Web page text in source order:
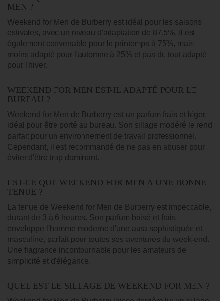
MEN ?
Weekend for Men de Burberry est idéal pour les saisons
estivales, avec un niveau d'adaptation de 87.5%. Il est
également convenable pour le printemps à 75%, mais
moins adapté pour l'automne à 25% et pas du tout adapté
pour l'hiver.
WEEKEND FOR MEN EST-IL ADAPTÉ POUR LE
BUREAU ?
Weekend for Men de Burberry est un parfum frais et léger,
idéal pour être porté au bureau. Son sillage modéré le rend
parfait pour un environnement de travail professionnel.
Cependant, il est recommandé de ne pas en abuser pour
éviter d'être trop dominant.
EST-CE QUE WEEKEND FOR MEN A UNE BONNE
TENUE ?
La tenue de Weekend for Men de Burberry est impeccable,
durant de 3 à 6 heures. Son parfum boisé et frais
enveloppe l'homme moderne d'une aura sophistiquée et
masculine, parfait pour toutes ses aventures du week-end.
Une fragrance incontournable pour les amateurs de
simplicité et d'élégance.
QUEL EST LE SILLAGE DE WEEKEND FOR MEN ?